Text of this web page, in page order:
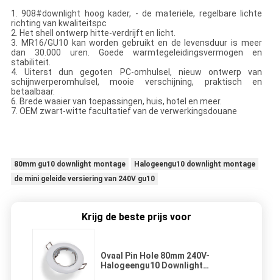
1. 908#downlight hoog kader, - de materiële, regelbare lichte
richting van kwaliteitspc
2. Het shell ontwerp hitte-verdrijft en licht.
3. MR16/GU10 kan worden gebruikt en de levensduur is meer
dan 30.000 uren. Goede warmtegeleidingsvermogen en
stabiliteit.
4. Uiterst dun gegoten PC-omhulsel, nieuw ontwerp van
schijnwerperomhulsel, mooie verschijning, praktisch en
betaalbaar.
6. Brede waaier van toepassingen, huis, hotel en meer.
7. OEM zwart-witte facultatief van de verwerkingsdouane
80mm gu10 downlight montage
Halogeengu10 downlight montage
de mini geleide versiering van 240V gu10
Krijg de beste prijs voor
Ovaal Pin Hole 80mm 240V-
Halogeengu10 Downlight